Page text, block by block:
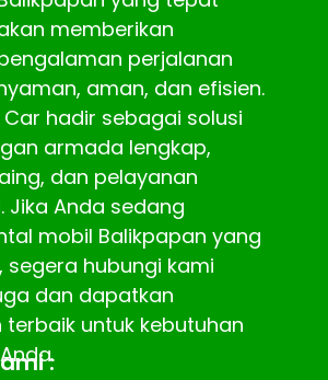
memberikan
perjalanan
aman, dan efisien.
Car hadir sebagai solusi
armada lengkap,
dan pelayanan
Jika Anda sedang
mobil Balikpapan yang
segera hubungi kami
dan dapatkan
untuk kebutuhan
: